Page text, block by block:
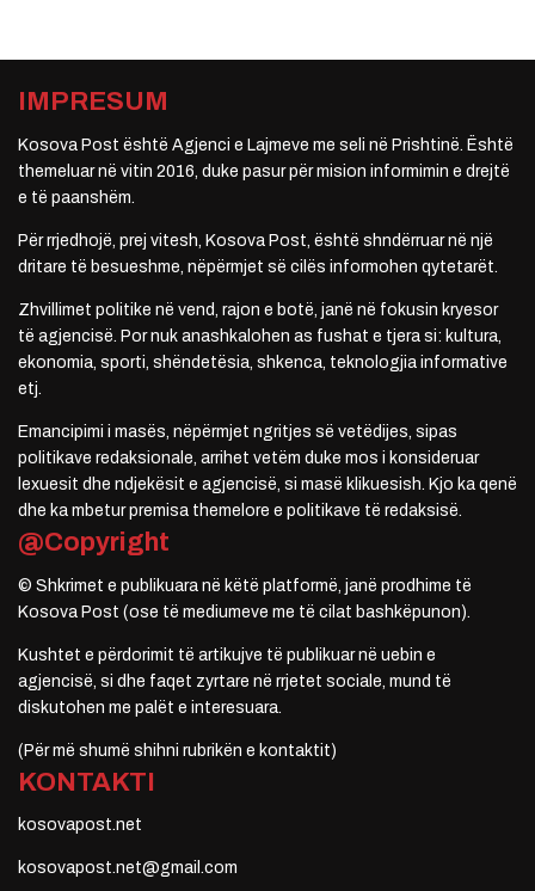
IMPRESUM
Kosova Post është Agjenci e Lajmeve me seli në Prishtinë. Është
themeluar në vitin 2016, duke pasur për mision informimin e drejtë
e të paanshëm.
Për rrjedhojë, prej vitesh, Kosova Post, është shndërruar në një
dritare të besueshme, nëpërmjet së cilës informohen qytetarët.
Zhvillimet politike në vend, rajon e botë, janë në fokusin kryesor
të agjencisë. Por nuk anashkalohen as fushat e tjera si: kultura,
ekonomia, sporti, shëndetësia, shkenca, teknologjia informative
etj.
Emancipimi i masës, nëpërmjet ngritjes së vetëdijes, sipas
politikave redaksionale, arrihet vetëm duke mos i konsideruar
lexuesit dhe ndjekësit e agjencisë, si masë klikuesish. Kjo ka qenë
dhe ka mbetur premisa themelore e politikave të redaksisë.
@Copyright
© Shkrimet e publikuara në këtë platformë, janë prodhime të
Kosova Post (ose të mediumeve me të cilat bashkëpunon).
Kushtet e përdorimit të artikujve të publikuar në uebin e
agjencisë, si dhe faqet zyrtare në rrjetet sociale, mund të
diskutohen me palët e interesuara.
(Për më shumë shihni rubrikën e kontaktit)
KONTAKTI
kosovapost.net
kosovapost.net@gmail.com